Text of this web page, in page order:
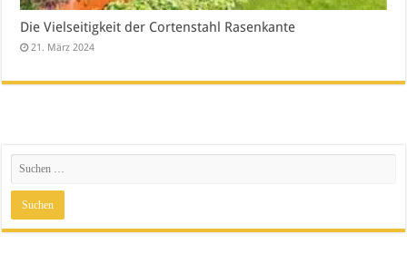
Die Vielseitigkeit der Cortenstahl Rasenkante
21. März 2024